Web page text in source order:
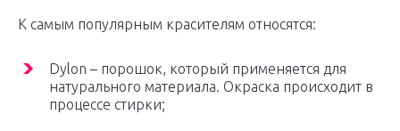
К самым популярным красителям относятся:
Dylon – порошок, который применяется для
натурального материала. Окраска происходит в
процессе стирки;